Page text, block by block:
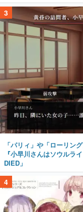
「パリィ」や「ローリン
『小早川さんはソウルラ
DIED」
4